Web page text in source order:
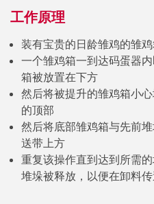
工作原理
装有宝贵的日龄雏鸡的雏
一个雏鸡箱一到达码蛋器
箱被放置在下方
然后将被提升的雏鸡箱小
的顶部
然后将底部雏鸡箱与先前
送带上方
重复该操作直到达到所需
堆垛被释放，以便在卸料